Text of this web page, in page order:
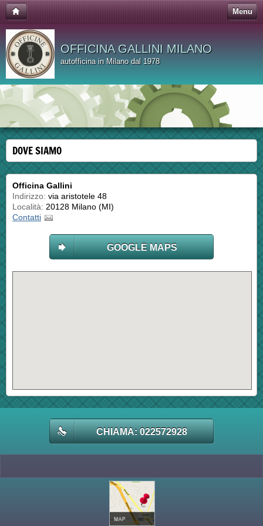
Menu
OFFICINA GALLINI MILANO
autofficina in Milano dal 1978
DOVE SIAMO
Officina Gallini
Indirizzo: via aristotele 48
Località: 20128 Milano (MI)
Contatti
GOOGLE MAPS
CHIAMA: 022572928